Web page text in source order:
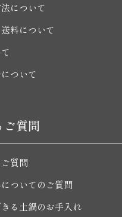
について
料について
ついて
ご質問
質問
ついてのご質問
る土鍋のお手入れ